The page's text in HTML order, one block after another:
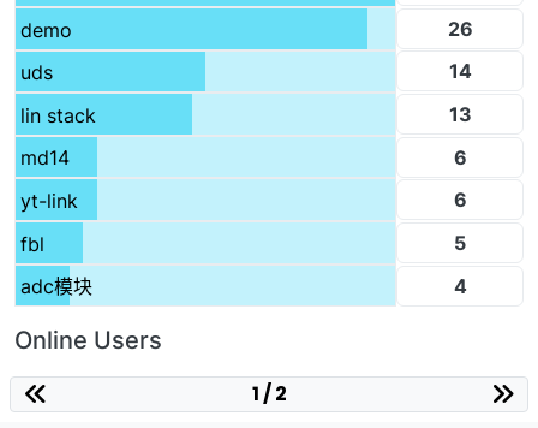
demo
26
uds
14
lin stack
13
md14
6
yt-link
6
fbl
5
adc模块
4
Online Users
1 / 2